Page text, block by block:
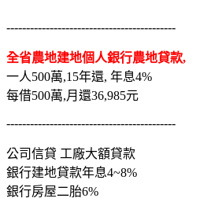
-------------------------------------------
全省農地建地個人銀行農地貸款,
一人500萬,15年還, 年息4%
每借500萬,月還36,985元
-------------------------------------------
公司信貸 工廠大額貸款
銀行建地貸款年息4~8%
銀行房屋二胎6%